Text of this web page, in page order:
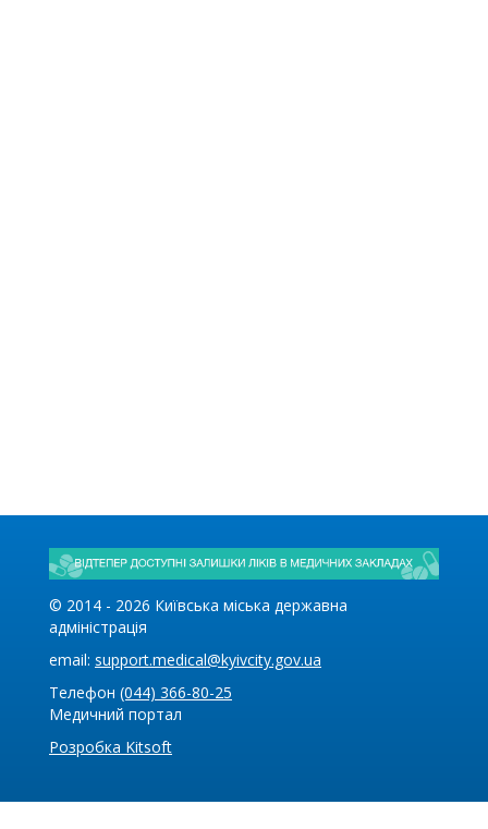
© 2014 - 2026 Київська міська державна
адміністрація
email: support.medical@kyivcity.gov.ua
Телефон (044) 366-80-25
Медичний портал
Розробка Kitsoft